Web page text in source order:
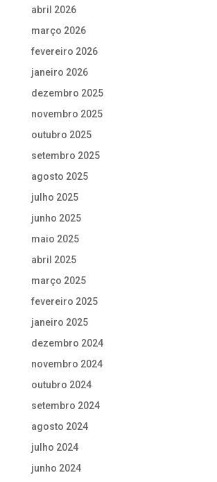
abril 2026
março 2026
fevereiro 2026
janeiro 2026
dezembro 2025
novembro 2025
outubro 2025
setembro 2025
agosto 2025
julho 2025
junho 2025
maio 2025
abril 2025
março 2025
fevereiro 2025
janeiro 2025
dezembro 2024
novembro 2024
outubro 2024
setembro 2024
agosto 2024
julho 2024
junho 2024